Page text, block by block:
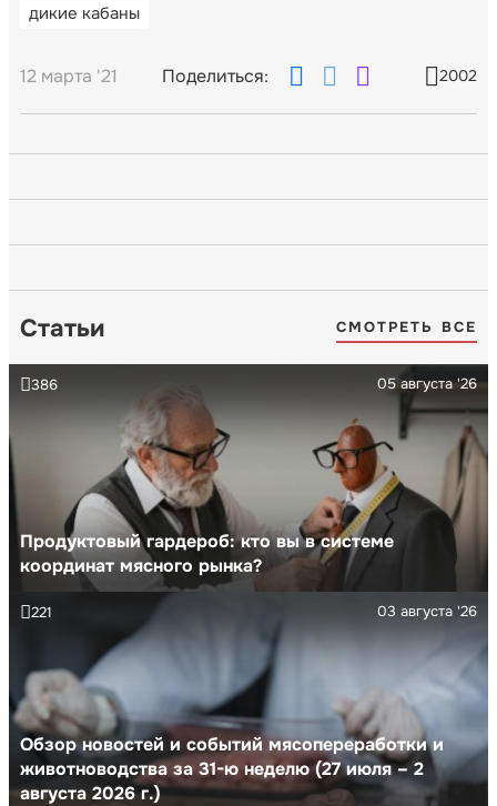
дикие кабаны
12 марта '21 Поделиться: 2002
Статьи СМОТРЕТЬ ВСЕ
Продуктовый гардероб: кто вы в системе
координат мясного рынка?
05 августа '26
386
Обзор новостей и событий мясопереработки и
животноводства за 31-ю неделю (27 июля – 2
августа 2026 г.)
03 августа '26
221